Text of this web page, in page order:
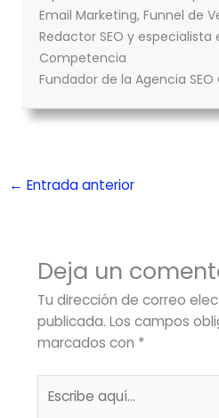
Email Marketing, Funnel de
Redactor SEO y especialista
Competencia
Fundador de la Agencia SEO
← Entrada anterior
Deja un
Tu dirección de correo
publicada. Los campos
marcados con *
aquí...